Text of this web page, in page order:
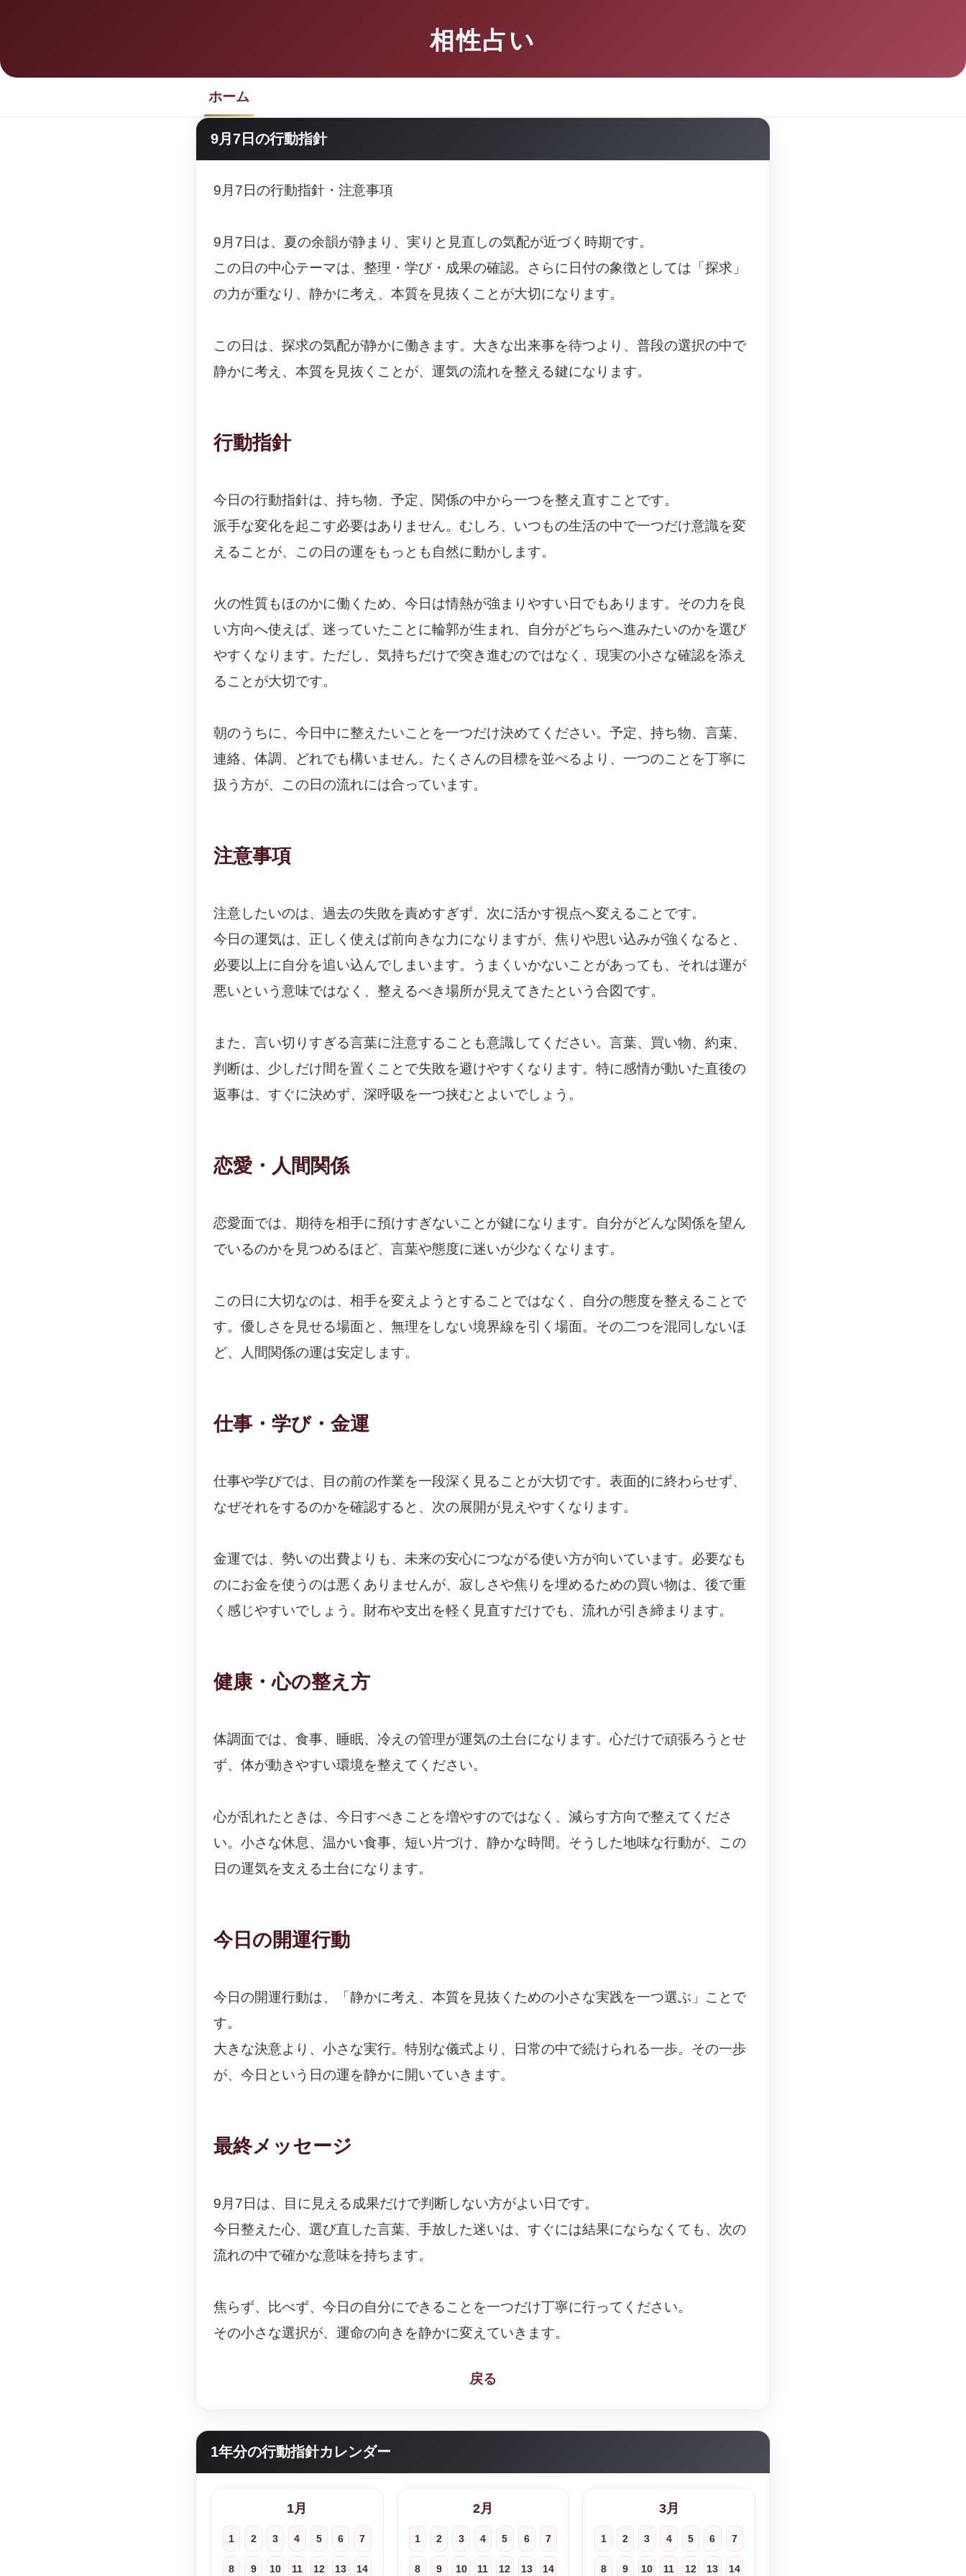
相性占い
ホーム
9月7日の行動指針
9月7日の行動指針・注意事項
9月7日は、夏の余韻が静まり、実りと見直しの気配が近づく時期です。
この日の中心テーマは、整理・学び・成果の確認。さらに日付の象徴としては「探求」
の力が重なり、静かに考え、本質を見抜くことが大切になります。
この日は、探求の気配が静かに働きます。大きな出来事を待つより、普段の選択の中で
静かに考え、本質を見抜くことが、運気の流れを整える鍵になります。
行動指針
今日の行動指針は、持ち物、予定、関係の中から一つを整え直すことです。
派手な変化を起こす必要はありません。むしろ、いつもの生活の中で一つだけ意識を変
えることが、この日の運をもっとも自然に動かします。
火の性質もほのかに働くため、今日は情熱が強まりやすい日でもあります。その力を良
い方向へ使えば、迷っていたことに輪郭が生まれ、自分がどちらへ進みたいのかを選び
やすくなります。ただし、気持ちだけで突き進むのではなく、現実の小さな確認を添え
ることが大切です。
朝のうちに、今日中に整えたいことを一つだけ決めてください。予定、持ち物、言葉、
連絡、体調、どれでも構いません。たくさんの目標を並べるより、一つのことを丁寧に
扱う方が、この日の流れには合っています。
注意事項
注意したいのは、過去の失敗を責めすぎず、次に活かす視点へ変えることです。
今日の運気は、正しく使えば前向きな力になりますが、焦りや思い込みが強くなると、
必要以上に自分を追い込んでしまいます。うまくいかないことがあっても、それは運が
悪いという意味ではなく、整えるべき場所が見えてきたという合図です。
また、言い切りすぎる言葉に注意することも意識してください。言葉、買い物、約束、
判断は、少しだけ間を置くことで失敗を避けやすくなります。特に感情が動いた直後の
返事は、すぐに決めず、深呼吸を一つ挟むとよいでしょう。
恋愛・人間関係
恋愛面では、期待を相手に預けすぎないことが鍵になります。自分がどんな関係を望ん
でいるのかを見つめるほど、言葉や態度に迷いが少なくなります。
この日に大切なのは、相手を変えようとすることではなく、自分の態度を整えることで
す。優しさを見せる場面と、無理をしない境界線を引く場面。その二つを混同しないほ
ど、人間関係の運は安定します。
仕事・学び・金運
仕事や学びでは、目の前の作業を一段深く見ることが大切です。表面的に終わらせず、
なぜそれをするのかを確認すると、次の展開が見えやすくなります。
金運では、勢いの出費よりも、未来の安心につながる使い方が向いています。必要なも
のにお金を使うのは悪くありませんが、寂しさや焦りを埋めるための買い物は、後で重
く感じやすいでしょう。財布や支出を軽く見直すだけでも、流れが引き締まります。
健康・心の整え方
体調面では、食事、睡眠、冷えの管理が運気の土台になります。心だけで頑張ろうとせ
ず、体が動きやすい環境を整えてください。
心が乱れたときは、今日すべきことを増やすのではなく、減らす方向で整えてくださ
い。小さな休息、温かい食事、短い片づけ、静かな時間。そうした地味な行動が、この
日の運気を支える土台になります。
今日の開運行動
今日の開運行動は、「静かに考え、本質を見抜くための小さな実践を一つ選ぶ」ことで
す。
大きな決意より、小さな実行。特別な儀式より、日常の中で続けられる一歩。その一歩
が、今日という日の運を静かに開いていきます。
最終メッセージ
9月7日は、目に見える成果だけで判断しない方がよい日です。
今日整えた心、選び直した言葉、手放した迷いは、すぐには結果にならなくても、次の
流れの中で確かな意味を持ちます。
焦らず、比べず、今日の自分にできることを一つだけ丁寧に行ってください。
その小さな選択が、運命の向きを静かに変えていきます。
戻る
1年分の行動指針カレンダー
1月
1 2 3 4 5 6 7
8 9 10 11 12 13 14
2月
1 2 3 4 5 6 7
8 9 10 11 12 13 14
3月
1 2 3 4 5 6 7
8 9 10 11 12 13 14